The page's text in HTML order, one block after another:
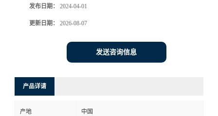
发布日期： 2024-04-01
更新日期： 2026-08-07
发送咨询信息
产品详请
产地 中国